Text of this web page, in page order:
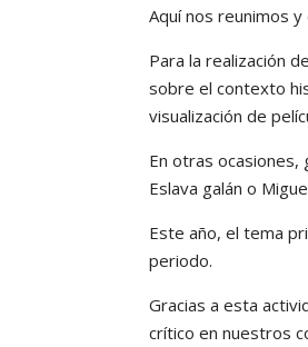
Aquí nos reunimos
Para la realización
sobre el contexto
visualización de
En otras ocasiones,
Eslava galán o
Este año, el tema
periodo.
Gracias a esta
crítico en nuestros